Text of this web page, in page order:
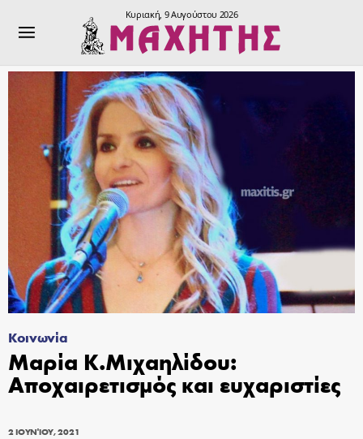
Κυριακή, 9 Αυγούστου 2026
Κοινωνία
Μαρία Κ.Μιχαηλίδου:
Αποχαιρετισμός και ευχαριστίες
2 ΙΟΥΝΊΟΥ, 2021